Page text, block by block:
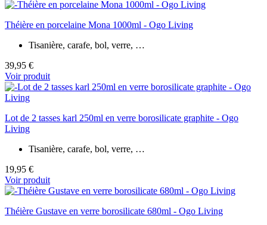
Théière en porcelaine Mona 1000ml - Ogo Living
Tisanière, carafe, bol, verre, …
39,95 €
Voir produit
Lot de 2 tasses karl 250ml en verre borosilicate graphite - Ogo
Living
Tisanière, carafe, bol, verre, …
19,95 €
Voir produit
Théière Gustave en verre borosilicate 680ml - Ogo Living